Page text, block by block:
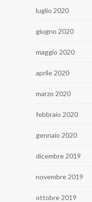
luglio 2020
giugno 2020
maggio 2020
aprile 2020
marzo 2020
febbraio 2020
gennaio 2020
dicembre 2019
novembre 2019
ottobre 2019